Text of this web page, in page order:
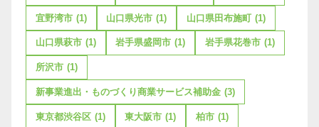
宜野湾市 (1) 山口県光市 (1) 山口県田布施町 (1)
山口県萩市 (1) 岩手県盛岡市 (1) 岩手県花巻市 (1)
所沢市 (1)
新事業進出・ものづくり商業サービス補助金 (3)
東京都渋谷区 (1) 東大阪市 (1) 柏市 (1)